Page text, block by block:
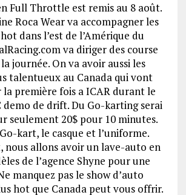
Full Throttle est remis au 8 août.
Roca Wear va accompagner les
dans l’est de l’Amérique du
va diriger des course
journée. On va avoir aussi les
talentueux au Canada qui vont
première fois a ICAR durant le
demo de drift. Du Go-karting serai
seulement 20$ pour 10 minutes.
kart, le casque et l’uniforme.
nous allons avoir un lave-auto en
de l’agence Shyne pour une
manquez pas le show d’auto
hot que Canada peut vous offrir.